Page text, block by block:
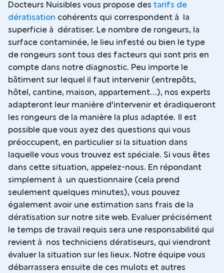
Docteurs Nuisibles vous propose des tarifs de
dératisation cohérents qui correspondent à la
superficie à dératiser. Le nombre de rongeurs, la
surface contaminée, le lieu infesté ou bien le type
de rongeurs sont tous des facteurs qui sont pris en
compte dans notre diagnostic. Peu importe le
bâtiment sur lequel il faut intervenir (entrepôts,
hôtel, cantine, maison, appartement...), nos experts
adapteront leur manière d'intervenir et éradiqueront
les rongeurs de la manière la plus adaptée. Il est
possible que vous ayez des questions qui vous
préoccupent, en particulier si la situation dans
laquelle vous vous trouvez est spéciale. Si vous êtes
dans cette situation, appelez-nous. En répondant
simplement à un questionnaire (cela prend
seulement quelques minutes), vous pouvez
également avoir une estimation sans frais de la
dératisation sur notre site web. Evaluer précisément
le temps de travail requis sera une responsabilité qui
revient à nos techniciens dératiseurs, qui viendront
évaluer la situation sur les lieux. Notre équipe vous
débarrassera ensuite de ces mulots et autres